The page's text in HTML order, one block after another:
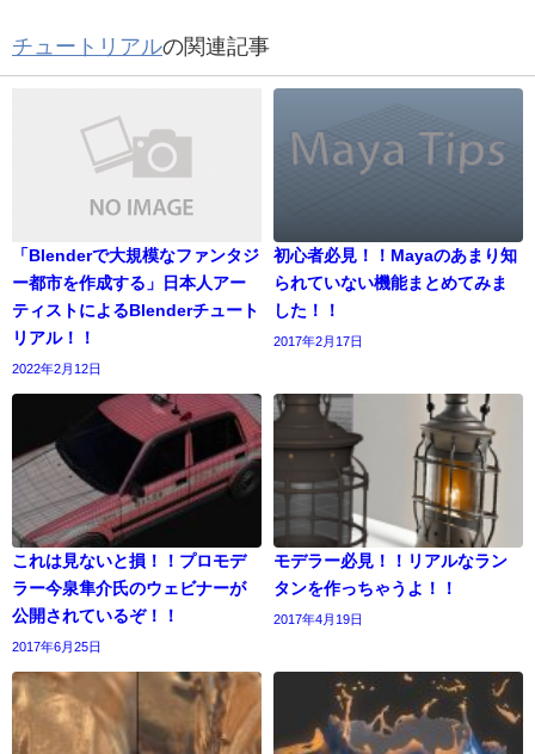
チュートリアルの関連記事
「Blenderで大規模なファンタジ
ー都市を作成する」日本人アー
ティストによるBlenderチュート
リアル！！
2022年2月12日
初心者必見！！Mayaのあまり知
られていない機能まとめてみま
した！！
2017年2月17日
これは見ないと損！！プロモデ
ラー今泉隼介氏のウェビナーが
公開されているぞ！！
2017年6月25日
モデラー必見！！リアルなラン
タンを作っちゃうよ！！
2017年4月19日